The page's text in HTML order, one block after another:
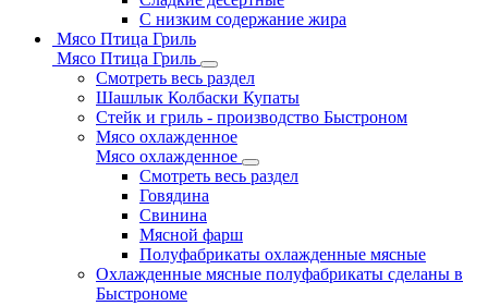
С низким содержание жира
Мясо Птица Гриль
Мясо Птица Гриль
Смотреть весь раздел
Шашлык Колбаски Купаты
Стейк и гриль - производство Быстроном
Мясо охлажденное
Мясо охлажденное
Смотреть весь раздел
Говядина
Свинина
Мясной фарш
Полуфабрикаты охлажденные мясные
Охлажденные мясные полуфабрикаты сделаны в
Быстрономе